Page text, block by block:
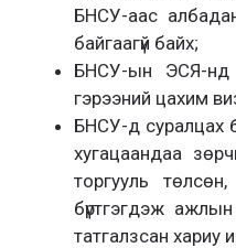
БНСУ-аас
байгаагүй байх;
БНСУ-ын ЭСЯ-нд
гэрээний цахим
БНСУ-д суралцах
хугацаандаа
торгууль
бүртгэгдэж
татгалзсан хариу